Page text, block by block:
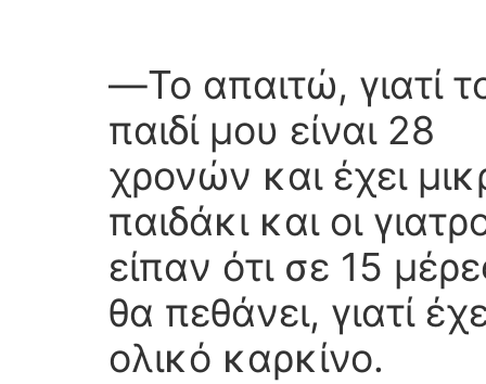
―Το απαιτώ, γιατί
παιδί μου είναι 28
χρονών και έχει
παιδάκι και οι
είπαν ότι σε 15
θα πεθάνει, γιατί
ολικό καρκίνο.